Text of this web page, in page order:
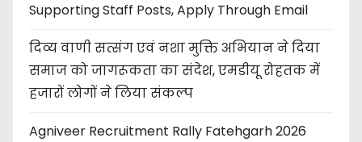
Supporting Staff Posts, Apply Through Email
दिव्य वाणी सत्संग एवं नशा मुक्ति अभियान ने दिया
समाज को जागरूकता का संदेश, एमडीयू रोहतक में
हजारों लोगों ने लिया संकल्प
Agniveer Recruitment Rally Fatehgarh 2026